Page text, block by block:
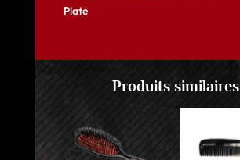
Plate
Produits similaires